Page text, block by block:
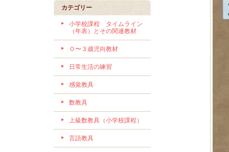
カテゴリー
小学校課程 タイムライン
（年表）とその関連教材
０〜３歳児向教材
日常生活の練習
感覚教具
数教具
上級数教具（小学校課程）
言語教具